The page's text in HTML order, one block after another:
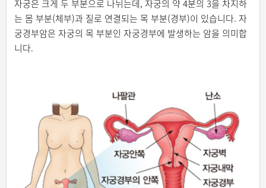
자궁은 크게 두 부분으로 나뉘는데, 자궁의 약 4분의 3을 차지하
는 몸 부분(체부)과 질로 연결되는 목 부분(경부)이 있습니다. 자
궁경부암은 자궁의 목 부분인 자궁경부에 발생하는 암을 의미합
니다.